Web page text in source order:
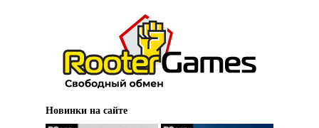
Новинки на сайте